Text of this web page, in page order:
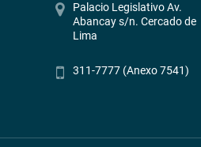
Palacio Legislativo Av.
Abancay s/n. Cercado de
Lima
311-7777 (Anexo 7541)